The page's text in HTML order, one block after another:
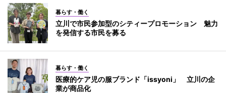
暮らす・働く
立川で市民参加型のシティープロモーション 魅力
を発信する市民を募る
暮らす・働く
医療的ケア児の服ブランド「issyoni」 立川の企
業が商品化